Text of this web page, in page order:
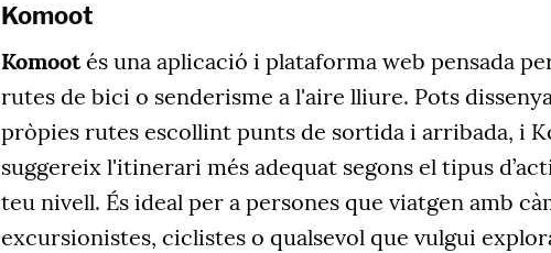
Komoot
Komootés una aplicació i plataforma web pensada
rutes de bici o senderisme a l'aire lliure. Pots
pròpies rutes escollint punts de sortida i arribada, i
suggereix l'itinerari més adequat segons el tipus
teu nivell. És ideal per a persones que viatgen amb
excursionistes, ciclistes o qualsevol que vulgui